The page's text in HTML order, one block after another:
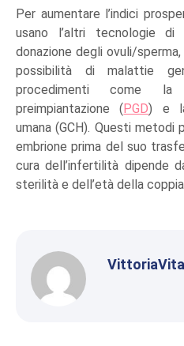
Per aumentare l’indici
usano l’altri tecnologie
donazione degli ovuli/
possibilità di malattie
procedimenti come
preimpiantazione (PGD) e la
umana (GCH). Questi metodi
embrione prima del suo
cura dell’infertilità dipende
sterilità e dell’età della